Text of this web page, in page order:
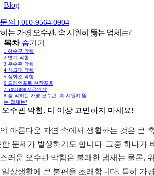
Blog
의 | 010-9564-0904
는 가평 오수관, 속 시원히 뚫는 업체는?
목차 숨기기
1 하수구 막힘
2 변기 막힘
3 우수관 막힘
4 싱크대 막힘
5 정화조 막힘
6 드레인프로 현장포토
7 YouTube 시공영상
8 숨 막히는 가평 오수관, 속 시원히 뚫
는 업체는?
오수관 막힘, 더 이상 고민하지 마세요!
아름다운 자연 속에서 생활하는 것은 큰
한 문제가 발생하기도 합니다. 그중 하나가
러운 오수관 막힘은 불쾌한 냄새는 물론,
일상생활에 큰 불편을 초래합니다. 특히 가